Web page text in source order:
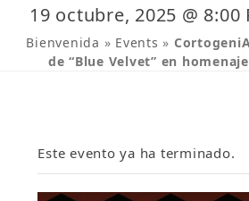
19 octubre, 2025 @ 8:00
Bienvenida » Events »
de “Blue Velvet” en
Este evento ya ha terminado.